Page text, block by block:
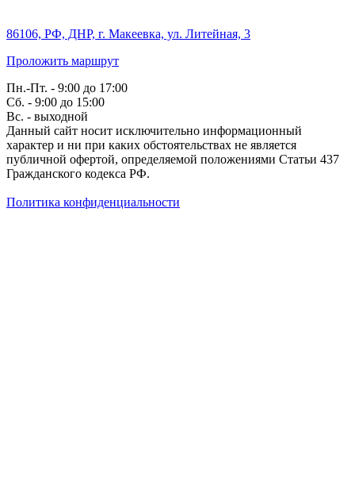
86106, РФ, ДНР, г. Макеевка, ул. Литейная, 3
Проложить маршрут
Пн.-Пт. - 9:00 до 17:00
Сб. - 9:00 до 15:00
Вс. - выходной
Данный сайт носит исключительно информационный
характер и ни при каких обстоятельствах не является
публичной офертой, определяемой положениями Статьи 437
Гражданского кодекса РФ.
Политика конфиденциальности